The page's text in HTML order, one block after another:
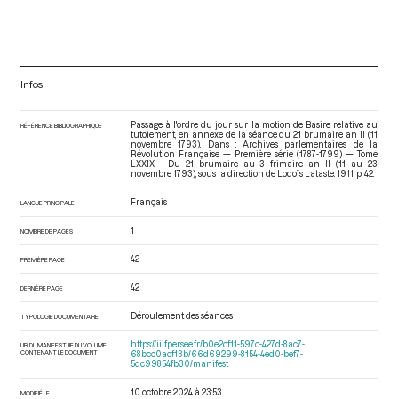
Infos
RÉFÉRENCE BIBLIOGRAPHIQUE
Passage à l'ordre du jour sur la motion de Basire relative au
tutoiement, en annexe de la séance du 21 brumaire an II (11
novembre 1793). Dans : Archives parlementaires de la
Révolution Française — Première série (1787-1799) — Tome
LXXIX - Du 21 brumaire au 3 frimaire an II (11 au 23
novembre 1793) , sous la direction de Lodoïs Lataste. 1911. p. 42.
LANGUE PRINCIPALE Français
NOMBRE DE PAGES 1
PREMIÈRE PAGE 42
DERNIÈRE PAGE 42
TYPOLOGIE DOCUMENTAIRE Déroulement des séances
URI DU MANIFEST IIIF DU VOLUME
CONTENANT LE DOCUMENT
https://iiif.persee.fr/b0e2cf11-597c-427d-8ac7-
68bcc0acf13b/66d69299-8154-4ed0-bef7-
5dc99854fb30/manifest
MODIFIÉ LE 10 octobre 2024 à 23:53